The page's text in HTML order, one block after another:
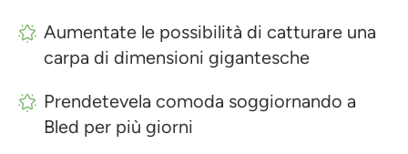
Aumentate le possibilità di catturare una
carpa di dimensioni gigantesche
Prendetevela comoda soggiornando a
Bled per più giorni